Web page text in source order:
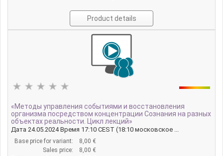
Product details
«Методы управления событиями и восстановления
организма посредством концентрации Сознания на разных
объектах реальности. Цикл лекций»
Дата 24.05.2024 Время 17:10 CEST (18:10 московское ...
Base price for variant:
8,00 €
Sales price:
8,00 €